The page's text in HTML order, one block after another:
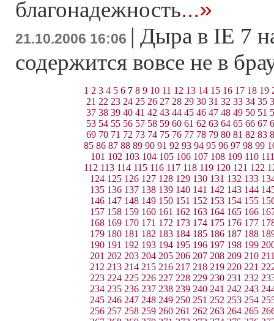
благонадежность...»
21.10.2006 16:06 | Дыра в IE 7
содержится вовсе не в
1 2 3 4 5 6 7 8 9 10 11 12 13 14 15 16 17 18 19
21 22 23 24 25 26 27 28 29 30 31 32 33 34 35
37 38 39 40 41 42 43 44 45 46 47 48 49 50 51
53 54 55 56 57 58 59 60 61 62 63 64 65 66 67
69 70 71 72 73 74 75 76 77 78 79 80 81 82 83
85 86 87 88 89 90 91 92 93 94 95 96 97 98 99
101 102 103 104 105 106 107 108 109 110 111
112 113 114 115 116 117 118 119 120 121 122
124 125 126 127 128 129 130 131 132 133
135 136 137 138 139 140 141 142 143 144
146 147 148 149 150 151 152 153 154 155
157 158 159 160 161 162 163 164 165 166
168 169 170 171 172 173 174 175 176 177
179 180 181 182 183 184 185 186 187 188
190 191 192 193 194 195 196 197 198 199
201 202 203 204 205 206 207 208 209 210
212 213 214 215 216 217 218 219 220 221
223 224 225 226 227 228 229 230 231 232
234 235 236 237 238 239 240 241 242 243
245 246 247 248 249 250 251 252 253 254
256 257 258 259 260 261 262 263 264 265